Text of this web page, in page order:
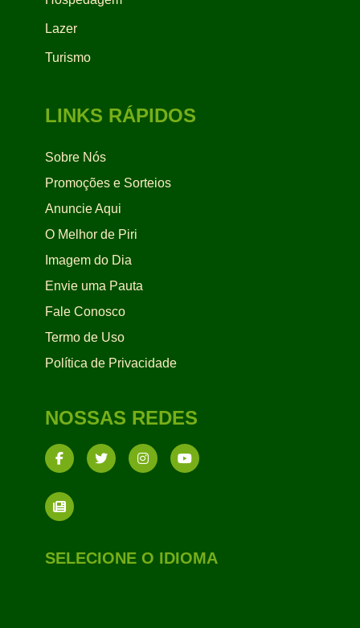
Lazer
Turismo
LINKS RÁPIDOS
Sobre Nós
Promoções e Sorteios
Anuncie Aqui
O Melhor de Piri
Imagem do Dia
Envie uma Pauta
Fale Conosco
Termo de Uso
Política de Privacidade
NOSSAS REDES
SELECIONE O IDIOMA